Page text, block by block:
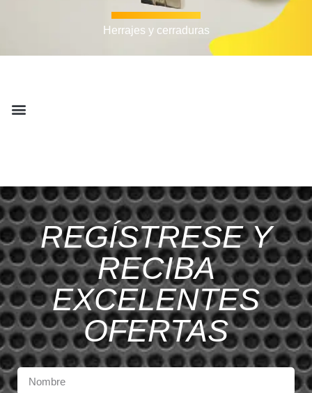
Herrajes y cerraduras
REGÍSTRESE Y
RECIBA
EXCELENTES
OFERTAS